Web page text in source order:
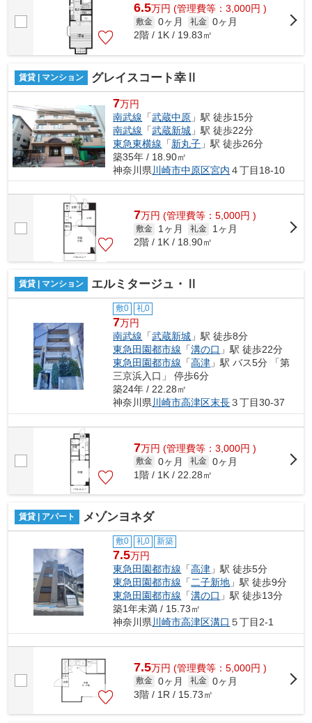
6.5万円 (管理費等：3,000円 )
敷金 0ヶ月 礼金 0ヶ月
2階 / 1K / 19.83㎡
賃貸 | マンション グレイスコート幸Ⅱ
7万円
南武線 「武蔵中原 」駅 徒歩15分
南武線 「武蔵新城 」駅 徒歩22分
東急東横線 「新丸子 」駅 徒歩26分
築35年 / 18.90㎡
神奈川県 川崎市中原区宮内 ４丁目18-10
7万円 (管理費等：5,000円 )
敷金 1ヶ月 礼金
1ヶ月
2階 / 1K / 18.90㎡
賃貸 | マンション エルミタージュ・Ⅱ
敷0 礼0
7万円
南武線 「武蔵新城 」駅 徒歩8分
東急田園都市線 「溝の口 」駅 徒歩22分
東急田園都市線 「高津 」駅 バス5分 「第
三京浜入口」 停歩6分
築24年 / 22.28㎡
神奈川県川崎市高津区末長３丁目30-37
7万円 (管理費等：3,000円 )
敷金 0ヶ月 礼金 0ヶ月
1階 / 1K / 22.28㎡
賃貸 | アパート メゾンヨネダ
敷0 礼0 新築
7.5万円
東急田園都市線 「高津 」駅 徒歩5分
東急田園都市線 「 二子新地 」駅 徒歩9分
東急田園都市線 「溝の口 」駅 徒歩13分
築1年未満 / 15.73㎡
神奈川県 川崎市高津区溝口 ５丁目2-1
7.5万円 (管理費等：5,000円 )
敷金 0ヶ月 礼金 0ヶ月
3階 / 1R / 15.73㎡